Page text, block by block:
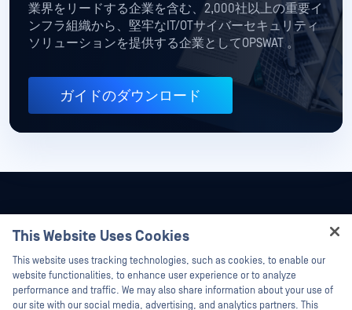
業界をリードする企業を含む、2,000社以上の重要イ
ンフラ組織から、堅牢なIT/OTサイバーセキュリティ
ソリューションを提供する企業としてOPSWAT 。
ガイドのダウンロード
This Website Uses Cookies
This website uses tracking technologies, such as cookies, to enable our
website functionalities, to enhance user experience or to analyze
performance and traffic. We may also share information about your use of
our site with our social media, advertising, and analytics partners. This
Hey there!
I'm Ozzy, your OPSWAT virtual assistant.
How can I help you secure what's critical
today?